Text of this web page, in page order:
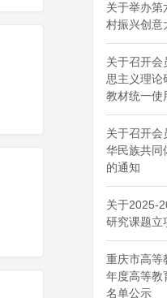
关于举办第
村振兴创意
关于召开会
思主义理论
教材统一使
关于召开会
华民族共同
的通知
关于2025-
研究课题立
重庆市高等
年度高等教
名单公示